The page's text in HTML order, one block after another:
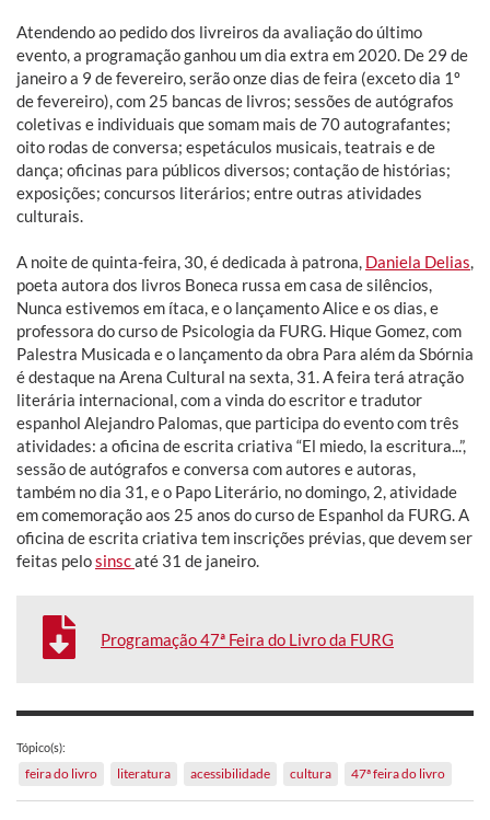
Atendendo ao pedido dos livreiros da avaliação do último
evento, a programação ganhou um dia extra em 2020. De 29 de
janeiro a 9 de fevereiro, serão onze dias de feira (exceto dia 1º
de fevereiro), com 25 bancas de livros; sessões de autógrafos
coletivas e individuais que somam mais de 70 autografantes;
oito rodas de conversa; espetáculos musicais, teatrais e de
dança; oficinas para públicos diversos; contação de histórias;
exposições; concursos literários; entre outras atividades
culturais.
A noite de quinta-feira, 30, é dedicada à patrona, Daniela Delias,
poeta autora dos livros Boneca russa em casa de silêncios,
Nunca estivemos em ítaca, e o lançamento Alice e os dias, e
professora do curso de Psicologia da FURG. Hique Gomez, com
Palestra Musicada e o lançamento da obra Para além da Sbórnia
é destaque na Arena Cultural na sexta, 31. A feira terá atração
literária internacional, com a vinda do escritor e tradutor
espanhol Alejandro Palomas, que participa do evento com três
atividades: a oficina de escrita criativa “El miedo, la escritura...”,
sessão de autógrafos e conversa com autores e autoras,
também no dia 31, e o Papo Literário, no domingo, 2, atividade
em comemoração aos 25 anos do curso de Espanhol da FURG. A
oficina de escrita criativa tem inscrições prévias, que devem ser
feitas pelosinscaté 31 de janeiro.
Programação 47ª Feira do Livro da FURG
Tópico(s):
feira do livro literatura acessibilidade cultura 47ª feira do livro